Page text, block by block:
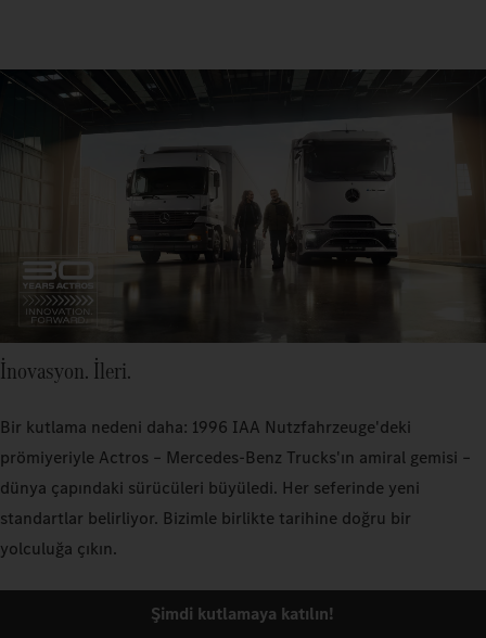
İnovasyon. İleri.
Bir kutlama nedeni daha: 1996 IAA Nutzfahrzeuge'deki
prömiyeriyle Actros – Mercedes‑Benz Trucks'ın amiral gemisi –
dünya çapındaki sürücüleri büyüledi. Her seferinde yeni
standartlar belirliyor. Bizimle birlikte tarihine doğru bir
yolculuğa çıkın.
Şimdi kutlamaya katılın!